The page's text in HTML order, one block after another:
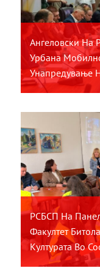
Ангеловски На
Урбана
Унапредување
РСБСП На
Факултет
Културата Во